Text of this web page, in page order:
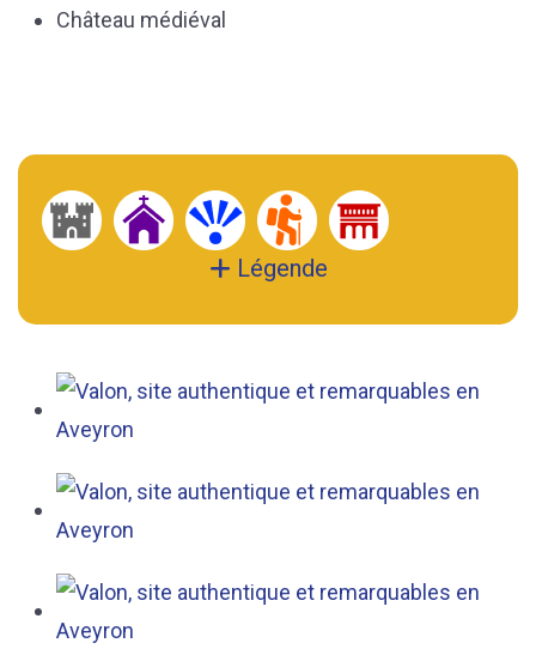
Château médiéval
Légende